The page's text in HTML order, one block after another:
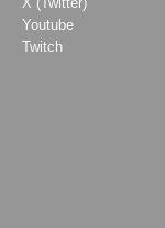
Youtube
Twitch